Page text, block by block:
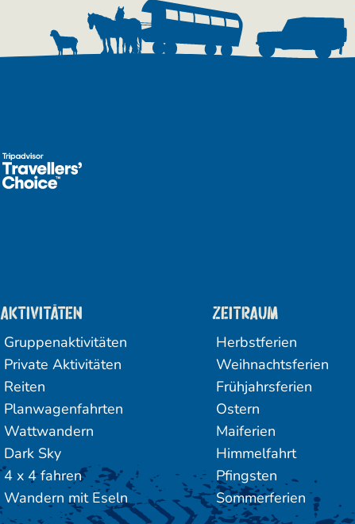
Aktivitäten
Gruppenaktivitäten
Private Aktivitäten
Reiten
Planwagenfahrten
Wattwandern
Dark Sky
4 x 4 fahren
Wandern mit Eseln
Zeitraum
Herbstferien
Weihnachtsferien
Frühjahrsferien
Ostern
Maiferien
Himmelfahrt
Pfingsten
Sommerferien